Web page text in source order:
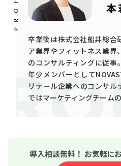
本
卒業後は株式会社船井総合
ア業界やフィットネス業界
のコンサルティングに従
年少メンバーとして
リテール企業へのコンサル
ではマーケティングチーム
導入相談無料！ お気軽に